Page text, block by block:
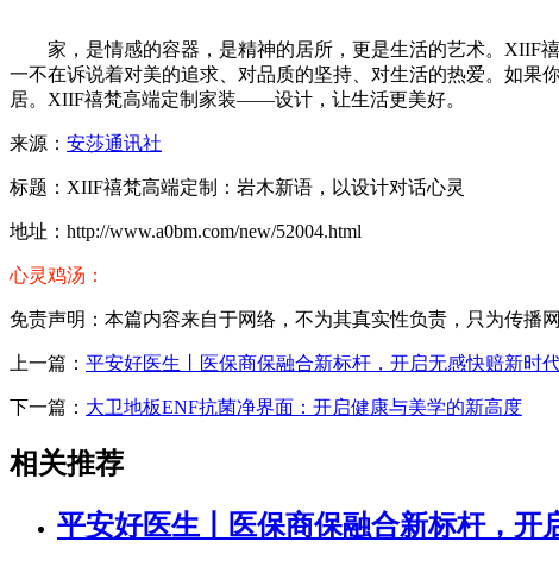
家，是情感的容器，是精神的居所，更是生活的艺术。XIIF
一不在诉说着对美的追求、对品质的坚持、对生活的热爱。如果
居。XIIF禧梵高端定制家装——设计，让生活更美好。
来源： 安莎通讯社
标题：XIIF禧梵高端定制：岩木新语，以设计对话心灵
地址：http://www.a0bm.com/new/52004.html
心灵鸡汤：
免责声明：本篇内容来自于网络，不为其真实性负责，只为传播
上一篇： 平安好医生丨医保商保融合新标杆，开启无感快赔新时
下一篇： 大卫地板ENF抗菌净界面：开启健康与美学的新高度
相关推荐
平安好医生丨医保商保融合新标杆，开